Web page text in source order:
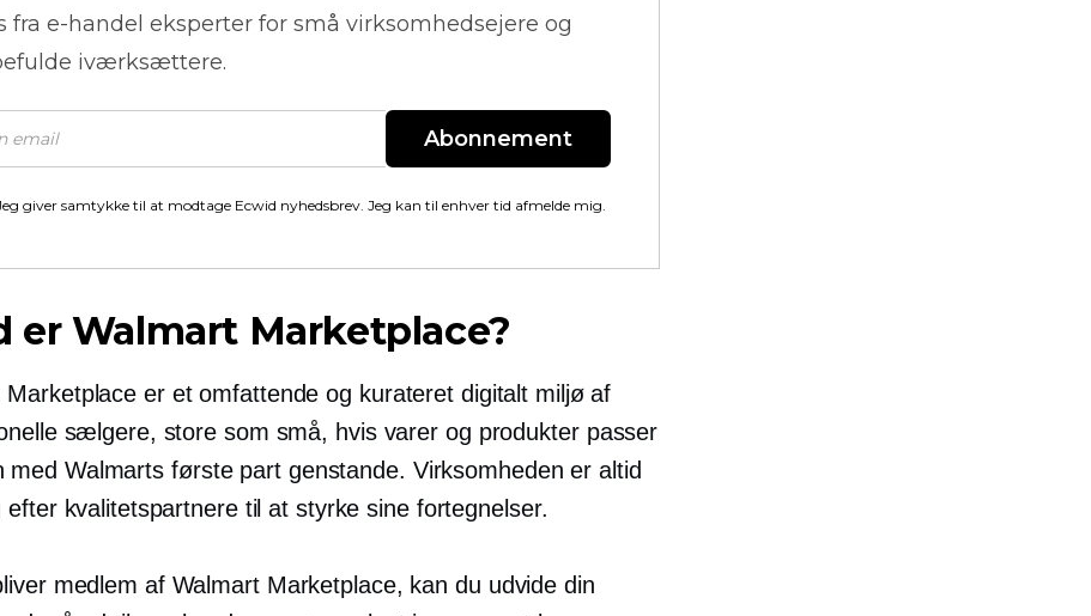
fra e-handel eksperter for små virksomhedsejere og
iværksættere.
Abonnement
giver samtykke til at modtage Ecwid nyhedsbrev. Jeg kan til enhver tid afmelde mig.
er Walmart Marketplace?
Marketplace er et omfattende og kurateret digitalt miljø af
sælgere, store som små, hvis varer og produkter passer
med Walmarts første partgenstande. Virksomheden er altid
efter kvalitetspartnere til at styrke sine fortegnelser.
medlem af Walmart Marketplace, kan du udvide din